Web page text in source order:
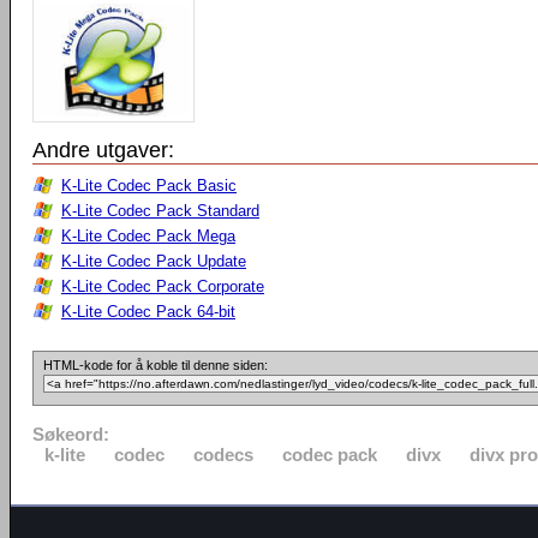
Andre utgaver:
K-Lite Codec Pack Basic
K-Lite Codec Pack Standard
K-Lite Codec Pack Mega
K-Lite Codec Pack Update
K-Lite Codec Pack Corporate
K-Lite Codec Pack 64-bit
HTML-kode for å koble til denne siden:
Søkeord:
k-lite
codec codecs codec pack divx divx pro